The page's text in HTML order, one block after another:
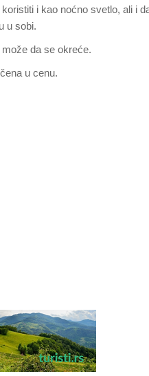
i kao noćno svetlo, ali i
u sobi.
da se okreće.
u cenu.